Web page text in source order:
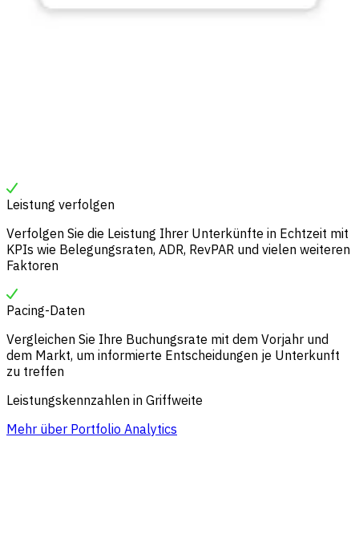
Leistung verfolgen
Verfolgen Sie die Leistung Ihrer Unterkünfte in Echtzeit mit
KPIs wie Belegungsraten, ADR, RevPAR und vielen weiteren
Faktoren
Pacing-Daten
Vergleichen Sie Ihre Buchungsrate mit dem Vorjahr und
dem Markt, um informierte Entscheidungen je Unterkunft
zu treffen
Leistungskennzahlen in Griffweite
Mehr über Portfolio Analytics